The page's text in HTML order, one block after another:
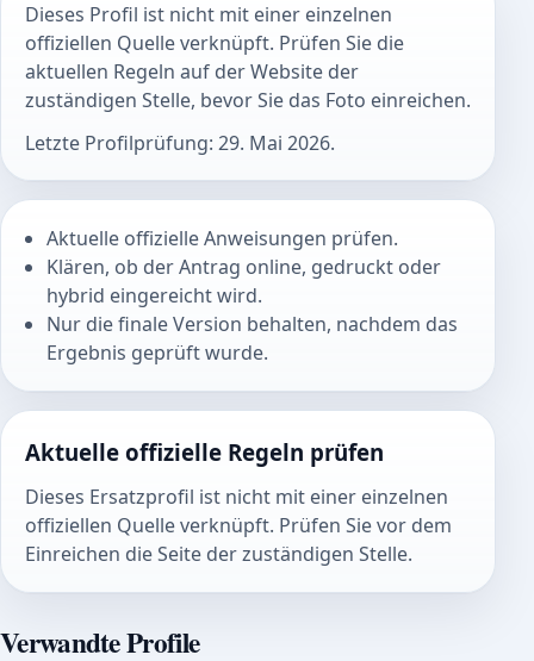
Dieses Profil ist nicht mit einer einzelnen
offiziellen Quelle verknüpft. Prüfen Sie die
aktuellen Regeln auf der Website der
zuständigen Stelle, bevor Sie das Foto einreichen.
Letzte Profilprüfung: 29. Mai 2026.
Aktuelle offizielle Anweisungen prüfen.
Klären, ob der Antrag online, gedruckt oder
hybrid eingereicht wird.
Nur die finale Version behalten, nachdem das
Ergebnis geprüft wurde.
Aktuelle offizielle Regeln prüfen
Dieses Ersatzprofil ist nicht mit einer einzelnen
offiziellen Quelle verknüpft. Prüfen Sie vor dem
Einreichen die Seite der zuständigen Stelle.
Verwandte Profile